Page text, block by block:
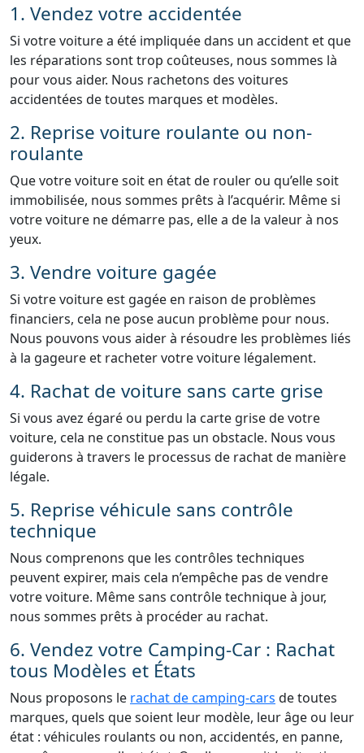
1. Vendez votre accidentée
Si votre voiture a été impliquée dans un accident et que
les réparations sont trop coûteuses, nous sommes là
pour vous aider. Nous rachetons des voitures
accidentées de toutes marques et modèles.
2. Reprise voiture roulante ou non-
roulante
Que votre voiture soit en état de rouler ou qu’elle soit
immobilisée, nous sommes prêts à l’acquérir. Même si
votre voiture ne démarre pas, elle a de la valeur à nos
yeux.
3. Vendre voiture gagée
Si votre voiture est gagée en raison de problèmes
financiers, cela ne pose aucun problème pour nous.
Nous pouvons vous aider à résoudre les problèmes liés
à la gageure et racheter votre voiture légalement.
4. Rachat de voiture sans carte grise
Si vous avez égaré ou perdu la carte grise de votre
voiture, cela ne constitue pas un obstacle. Nous vous
guiderons à travers le processus de rachat de manière
légale.
5. Reprise véhicule sans contrôle
technique
Nous comprenons que les contrôles techniques
peuvent expirer, mais cela n’empêche pas de vendre
votre voiture. Même sans contrôle technique à jour,
nous sommes prêts à procéder au rachat.
6. Vendez votre Camping-Car : Rachat
tous Modèles et États
Nous proposons le rachat de camping-cars de toutes
marques, quels que soient leur modèle, leur âge ou leur
état : véhicules roulants ou non, accidentés, en panne,